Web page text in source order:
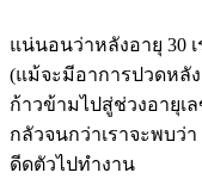
แน่นอนว่าหลังอายุ 30
(แม้จะมีอาการปวดหลั
ก้าวข้ามไปสู่ช่วงอายุเ
กลัวจนกว่าเราจะพบว่
ดีดตัวไปทำงาน